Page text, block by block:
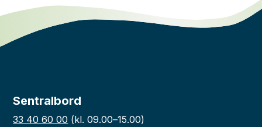
Sentralbord
33 40 60 00 (kl. 09.00–15.00)